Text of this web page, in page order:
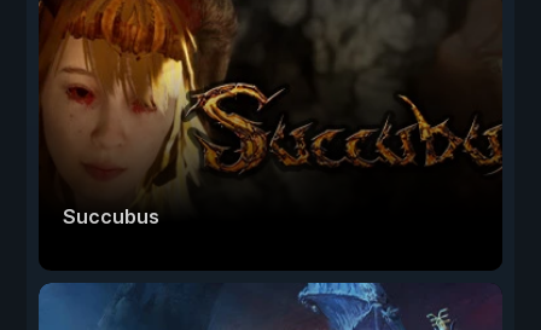
Succubus